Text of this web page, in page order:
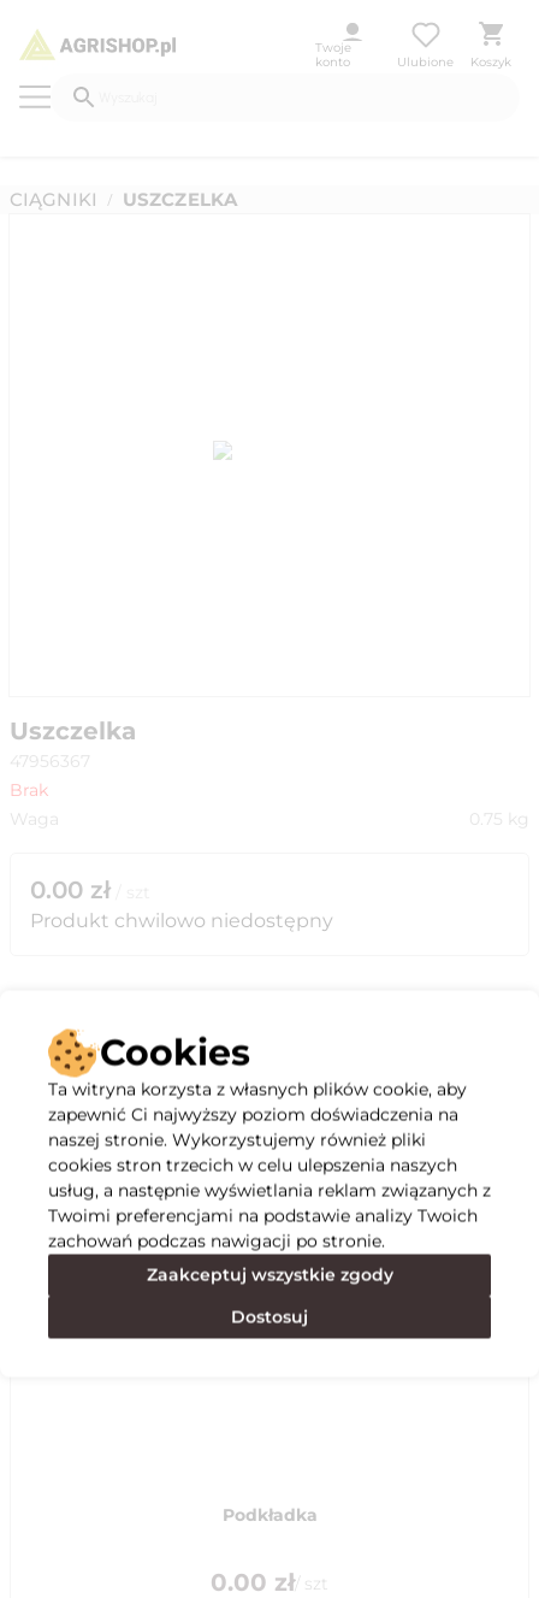
Twoje
konto
Ulubione Koszyk
CIĄGNIKI / USZCZELKA
Uszczelka
47956367
Brak
Waga
0.75 kg
0.00 zł
Produkt chwilowo niedostępny
Opis
Specyfikacja
Polecane
Podkładka
0.00 zł/ szt
Cookies
Ta witryna korzysta z własnych plików cookie, aby
zapewnić Ci najwyższy poziom doświadczenia na
naszej stronie. Wykorzystujemy również pliki
cookies stron trzecich w celu ulepszenia naszych
usług, a następnie wyświetlania reklam związanych z
Twoimi preferencjami na podstawie analizy Twoich
zachowań podczas nawigacji po stronie.
Zaakceptuj wszystkie zgody
Dostosuj